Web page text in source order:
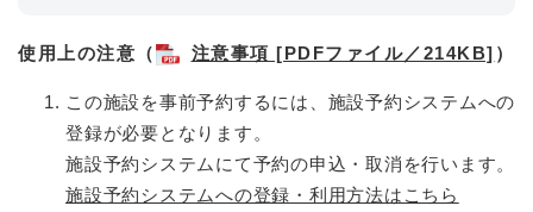
使用上の注意（ 注意事項 [PDFファイル／214KB] ）
この施設を事前予約するには、施設予約システムへの
登録が必要となります。
施設予約システムにて予約の申込・取消を行います。
施設予約システムへの登録・利用方法はこちら